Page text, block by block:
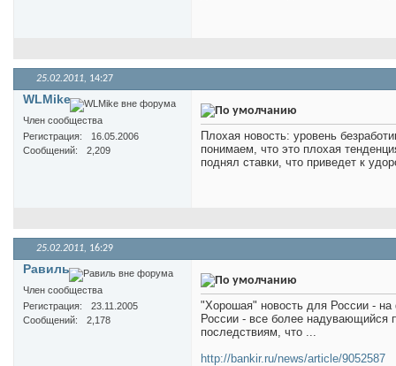
25.02.2011, 14:27
WLMike
Член сообщества
Регистрация
16.05.2006
Сообщений
2,209
Плохая новость: уровень
понимаем, что это плохая
поднял ставки, что приведет к
25.02.2011, 16:29
Равиль
Член сообщества
Регистрация
23.11.2005
Сообщений
2,178
"Хорошая" новость для России -
России - все более надувающийся
последствиям, что ...
http://bankir.ru/news/article/9052587